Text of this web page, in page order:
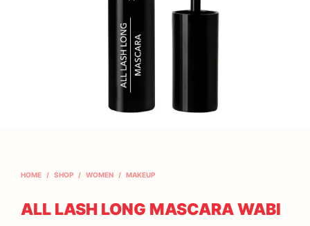
HOME / SHOP / WOMEN / MAKEUP
ALL LASH LONG MASCARA WABI